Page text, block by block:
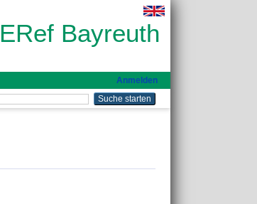
ERef Bayreuth
Anmelden